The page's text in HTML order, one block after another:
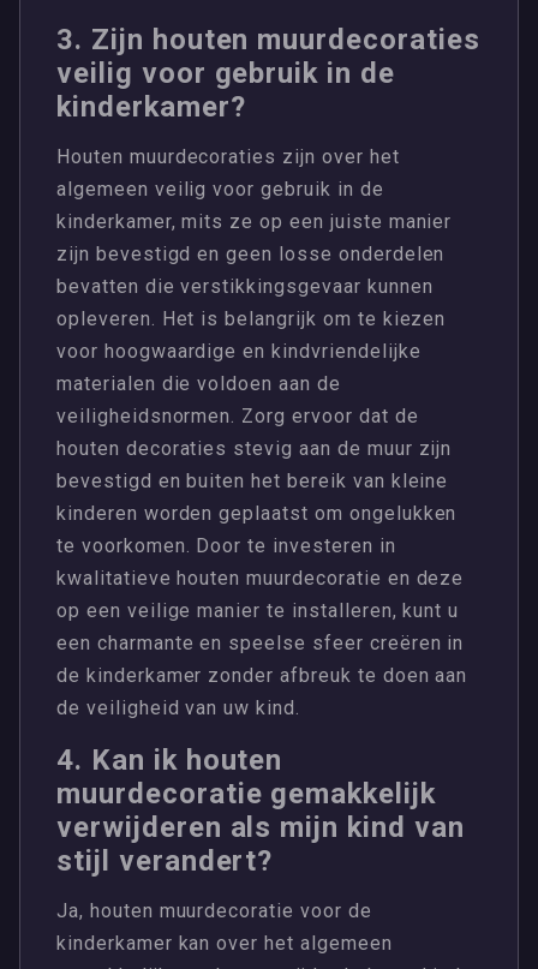
3. Zijn houten muurdecoraties
veilig voor gebruik in de
kinderkamer?
Houten muurdecoraties zijn over het
algemeen veilig voor gebruik in de
kinderkamer, mits ze op een juiste manier
zijn bevestigd en geen losse onderdelen
bevatten die verstikkingsgevaar kunnen
opleveren. Het is belangrijk om te kiezen
voor hoogwaardige en kindvriendelijke
materialen die voldoen aan de
veiligheidsnormen. Zorg ervoor dat de
houten decoraties stevig aan de muur zijn
bevestigd en buiten het bereik van kleine
kinderen worden geplaatst om ongelukken
te voorkomen. Door te investeren in
kwalitatieve houten muurdecoratie en deze
op een veilige manier te installeren, kunt u
een charmante en speelse sfeer creëren in
de kinderkamer zonder afbreuk te doen aan
de veiligheid van uw kind.
4. Kan ik houten
muurdecoratie gemakkelijk
verwijderen als mijn kind van
stijl verandert?
Ja, houten muurdecoratie voor de
kinderkamer kan over het algemeen